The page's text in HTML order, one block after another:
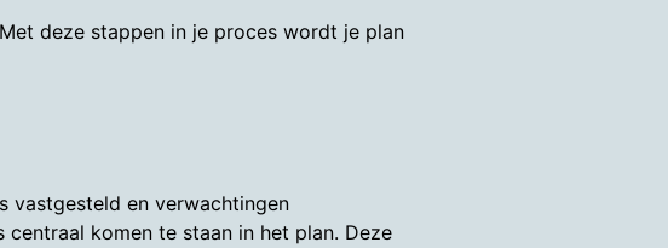
deze stappen in je proces wordt je plan
vastgesteld en verwachtingen
komen te staan in het plan. Deze